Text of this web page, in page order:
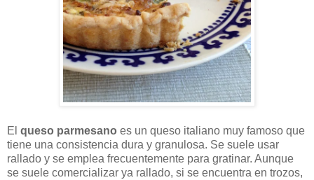
El queso parmesano es un queso italiano muy famoso que
tiene una consistencia dura y granulosa. Se suele usar
rallado y se emplea frecuentemente para gratinar. Aunque
se suele comercializar ya rallado, si se encuentra en trozos,